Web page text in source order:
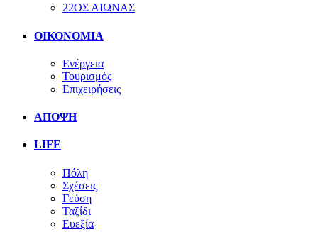
22ΟΣ ΑΙΩΝΑΣ
ΟΙΚΟΝΟΜΙΑ
Ενέργεια
Τουρισμός
Επιχειρήσεις
ΑΠΟΨΗ
LIFE
Πόλη
Σχέσεις
Γεύση
Ταξίδι
Ευεξία